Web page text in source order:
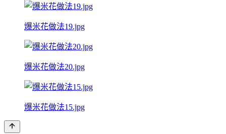
爆米花做法19.jpg
爆米花做法20.jpg
爆米花做法15.jpg